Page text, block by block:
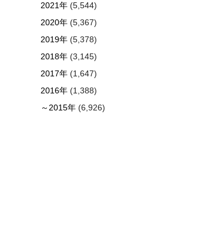
2021年 (5,544)
2020年 (5,367)
2019年 (5,378)
2018年 (3,145)
2017年 (1,647)
2016年 (1,388)
～2015年 (6,926)